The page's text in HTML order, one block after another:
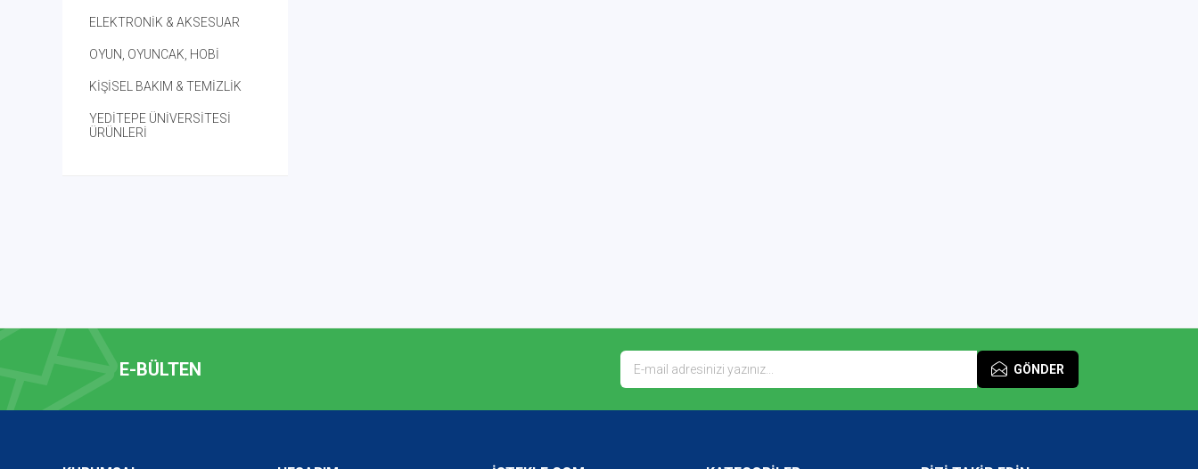
ELEKTRONİK & AKSESUAR
OYUN, OYUNCAK, HOBİ
KİŞİSEL BAKIM & TEMİZLİK
YEDİTEPE ÜNİVERSİTESİ
ÜRÜNLERİ
E-BÜLTEN GÖNDER